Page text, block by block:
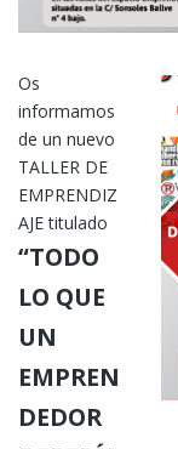
Os
informamos
de un nuevo
TALLER DE
EMPRENDIZ
AJE titulado
“TODO
LO QUE
UN
EMPREN
DEDOR